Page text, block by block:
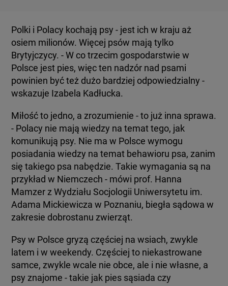
Polki i Polacy kochają psy - jest ich w kraju aż
osiem milionów. Więcej psów mają tylko
Brytyjczycy. - W co trzecim gospodarstwie w
Polsce jest pies, więc ten nadzór nad psami
powinien być też dużo bardziej odpowiedzialny -
wskazuje Izabela Kadłucka.
Miłość to jedno, a zrozumienie - to już inna sprawa.
- Polacy nie mają wiedzy na temat tego, jak
komunikują psy. Nie ma w Polsce wymogu
posiadania wiedzy na temat behawioru psa, zanim
się takiego psa nabędzie. Takie wymagania są na
przykład w Niemczech - mówi prof. Hanna
Mamzer z Wydziału Socjologii Uniwersytetu im.
Adama Mickiewicza w Poznaniu, biegła sądowa w
zakresie dobrostanu zwierząt.
Psy w Polsce gryzą częściej na wsiach, zwykle
latem i w weekendy. Częściej to niekastrowane
samce, zwykle wcale nie obce, ale i nie własne, a
psy znajome - takie jak pies sąsiada czy